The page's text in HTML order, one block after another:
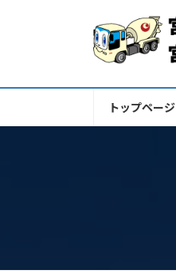
ツ
シ
トップページ